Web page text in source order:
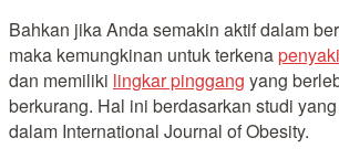
Bahkan jika Anda semakin aktif dalam
maka kemungkinan untuk terkena
dan memiliki lingkar pinggang yang
berkurang. Hal ini berdasarkan studi
dalam International Journal of Obesity.